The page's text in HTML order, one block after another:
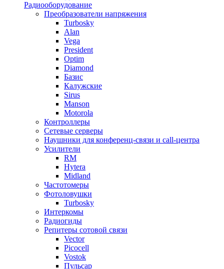
Радиооборудование
Преобразователи напряжения
Turbosky
Alan
Vega
President
Optim
Diamond
Базис
Калужские
Sirus
Manson
Motorola
Контроллеры
Сетевые серверы
Наушники для конференц-связи и call-центра
Усилители
RM
Hytera
Midland
Частотомеры
Фотоловушки
Turbosky
Интеркомы
Радиогиды
Репитеры сотовой связи
Vector
Picocell
Vostok
Пульсар